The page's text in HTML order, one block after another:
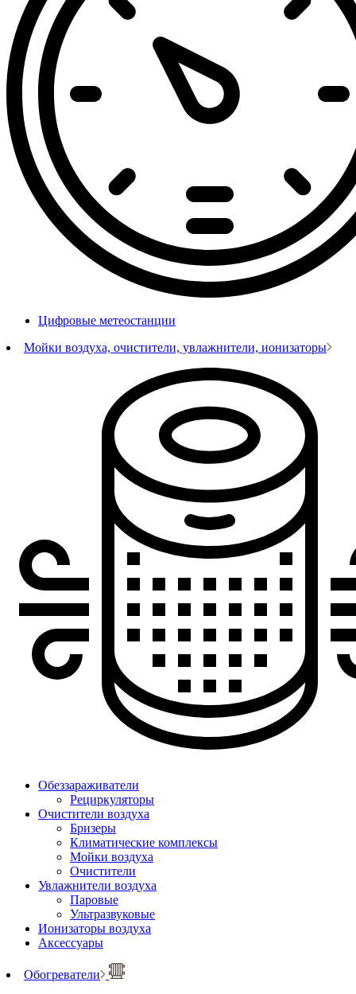
Цифровые метеостанции
Мойки воздуха, очистители, увлажнители, ионизаторы
Обеззараживатели
Рециркуляторы
Очистители воздуха
Бризеры
Климатические комплексы
Мойки воздуха
Очистители
Увлажнители воздуха
Паровые
Ультразвуковые
Ионизаторы воздуха
Аксессуары
Обогреватели